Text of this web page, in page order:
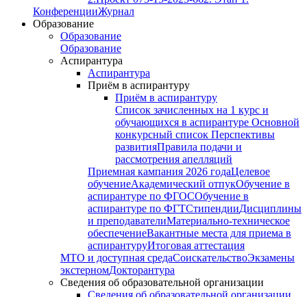
КонференцииЖурнал
Образование
Образование
Образование
Аспирантура
Аспирантура
Приём в аспирантуру
Приём в аспирантуру
Список зачисленных на 1 курс и
обучающихся в аспирантуре Основной
конкурсный список Перспективы
развитияПравила подачи и
рассмотрения апелляций
Приемная кампания 2026 годаЦелевое
обучениеАкадемический отпукОбучение в
аспирантуре по ФГОСОбучение в
аспирантуре по ФГТСтипендииДисциплины
и преподавателиМатериально-техническое
обеспечениеВакантные места для приема в
аспирантуруИтоговая аттестация
МТО и доступная средаСоискательствоЭкзамены
экстерномДокторантура
Сведения об образовательной организации
Сведения об образовательной организации